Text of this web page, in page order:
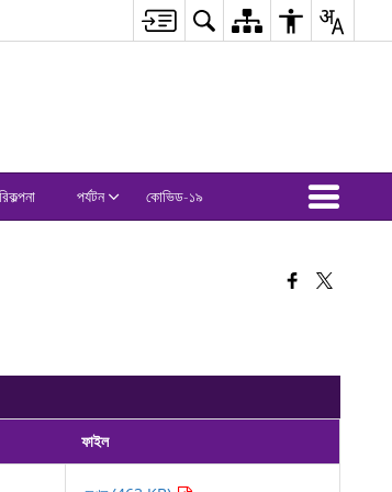
পর্যটন কোভিড-১৯
ফাইল